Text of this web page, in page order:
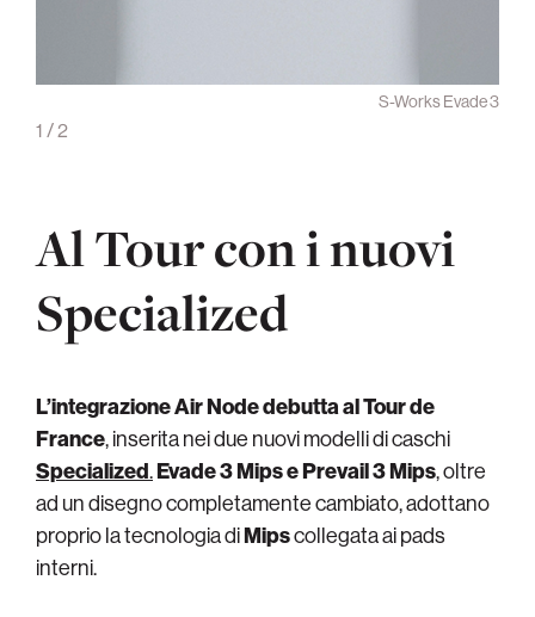
S-Works Evade 3
1 /2
Al Tour con i nuovi
Specialized
L’integrazione Air Node debutta al Tour de
France, inserita nei due nuovi modelli di caschi
Specialized.Evade 3 Mips e Prevail 3 Mips, oltre
ad un disegno completamente cambiato, adottano
proprio la tecnologia diMipscollegata ai pads
interni.